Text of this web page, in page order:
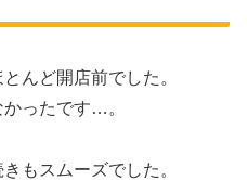
んど開店前でした。
ったです…。
もスムーズでした。